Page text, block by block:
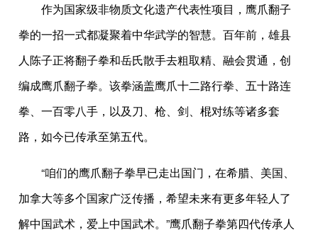
作为国家级非物质文化遗产代表性项目，鹰爪翻子
拳的一招一式都凝聚着中华武学的智慧。百年前，雄县
人陈子正将翻子拳和岳氏散手去粗取精、融会贯通，创
编成鹰爪翻子拳。该拳涵盖鹰爪十二路行拳、五十路连
拳、一百零八手，以及刀、枪、剑、棍对练等诸多套
路，如今已传承至第五代。
“咱们的鹰爪翻子拳早已走出国门，在希腊、美国、
加拿大等多个国家广泛传播，希望未来有更多年轻人了
解中国武术，爱上中国武术。”鹰爪翻子拳第四代传承人